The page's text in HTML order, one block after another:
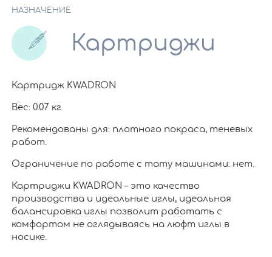
НАЗНАЧЕНИЕ
Картриджи
Картридж KWADRON
Вес: 0.07 кг
Рекомендованы для: плотного покраса, теневых
работ.
Ограничение по работе c тату машинами: нет.
Картриджи KWADRON – это качество
производства и идеальные иглы, идеальная
балансировка иглы позволит работать с
комфортом не оглядываясь на люфт иглы в
носике.